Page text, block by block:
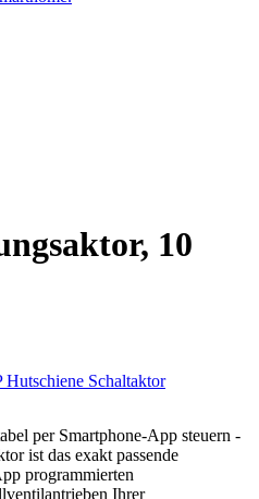
bleibt aber als digitales Archiv
10
Hutschiene Schaltaktor
per Smartphone-App steuern -
ist das exakt passende
programmierten
Ihrer